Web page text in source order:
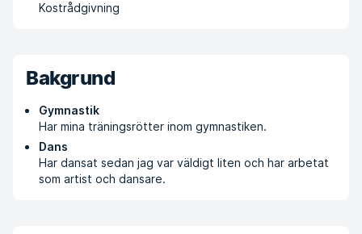
Kostrådgivning
Bakgrund
Gymnastik
Har mina träningsrötter inom gymnastiken.
Dans
Har dansat sedan jag var väldigt liten och har arbetat
som artist och dansare.